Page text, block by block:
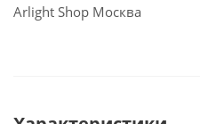
Arlight Shop Москва